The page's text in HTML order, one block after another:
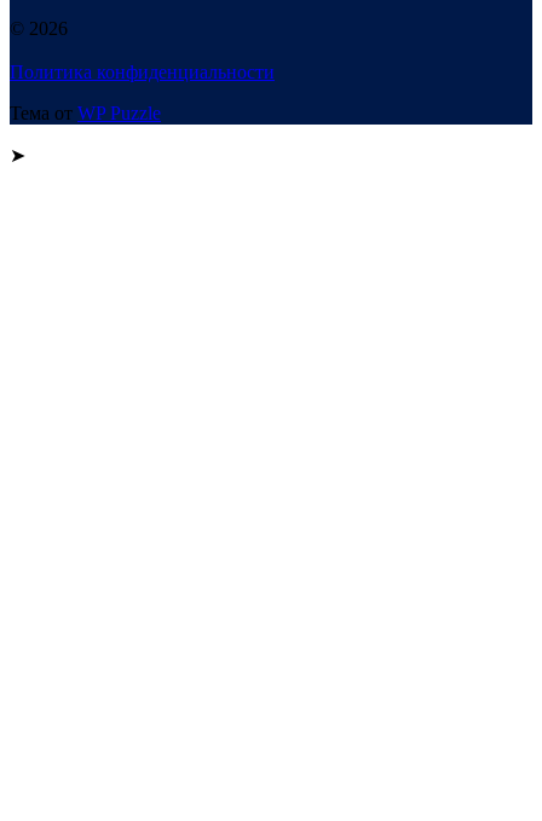
© 2026
Политика конфиденциальности
Тема от WP Puzzle
➤